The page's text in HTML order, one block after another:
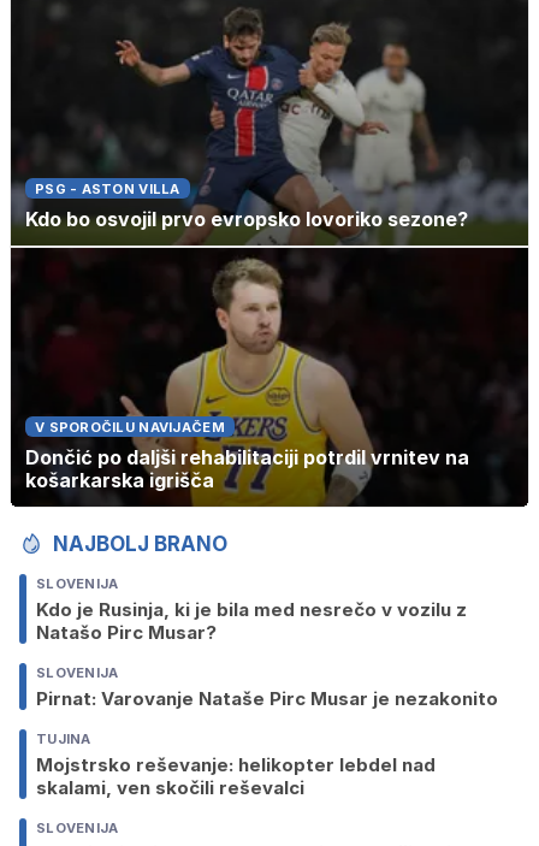
PSG - ASTON VILLA
Kdo bo osvojil prvo evropsko lovoriko sezone?
V SPOROČILU NAVIJAČEM
Dončić po daljši rehabilitaciji potrdil vrnitev na
košarkarska igrišča
NAJBOLJ BRANO
SLOVENIJA
Kdo je Rusinja, ki je bila med nesrečo v vozilu z
Natašo Pirc Musar?
SLOVENIJA
Pirnat: Varovanje Nataše Pirc Musar je nezakonito
TUJINA
Mojstrsko reševanje: helikopter lebdel nad
skalami, ven skočili reševalci
SLOVENIJA